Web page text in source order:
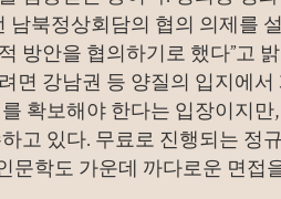
남북정상회담의 협의 의제를
방안을 협의하기로 했다”고
면 강남권 등 양질의 입지에
확보해야 한다는 입장이지
고 있다. 무료로 진행되는 정
문학도 가운데 까다로운 면접